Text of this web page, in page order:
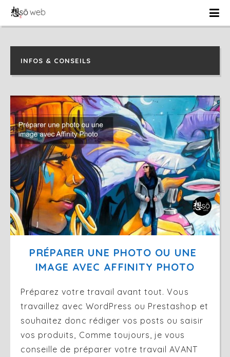
INFOS & CONSEILS
PRÉPARER UNE PHOTO OU UNE
IMAGE AVEC AFFINITY PHOTO
Préparez votre travail avant tout. Vous
travaillez avec WordPress ou Prestashop et
souhaitez donc rédiger vos posts ou saisir
vos produits, Comme toujours, je vous
conseille de préparer votre travail AVANT